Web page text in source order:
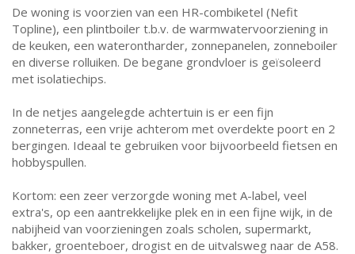
De woning is voorzien van een HR-combiketel (Nefit
Topline), een plintboiler t.b.v. de warmwatervoorziening in
de keuken, een waterontharder, zonnepanelen, zonneboiler
en diverse rolluiken. De begane grondvloer is geïsoleerd
met isolatiechips.
In de netjes aangelegde achtertuin is er een fijn
zonneterras, een vrije achterom met overdekte poort en 2
bergingen. Ideaal te gebruiken voor bijvoorbeeld fietsen en
hobbyspullen.
Kortom: een zeer verzorgde woning met A-label, veel
extra's, op een aantrekkelijke plek en in een fijne wijk, in de
nabijheid van voorzieningen zoals scholen, supermarkt,
bakker, groenteboer, drogist en de uitvalsweg naar de A58.